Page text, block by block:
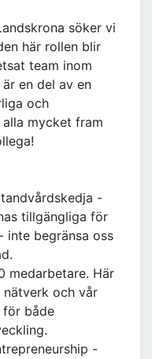
söker vi
här rollen blir
team inom
en del av en
och
mycket fram
-
tillgängliga för
inte begränsa oss
medarbetare. Här
och vår
för både
-